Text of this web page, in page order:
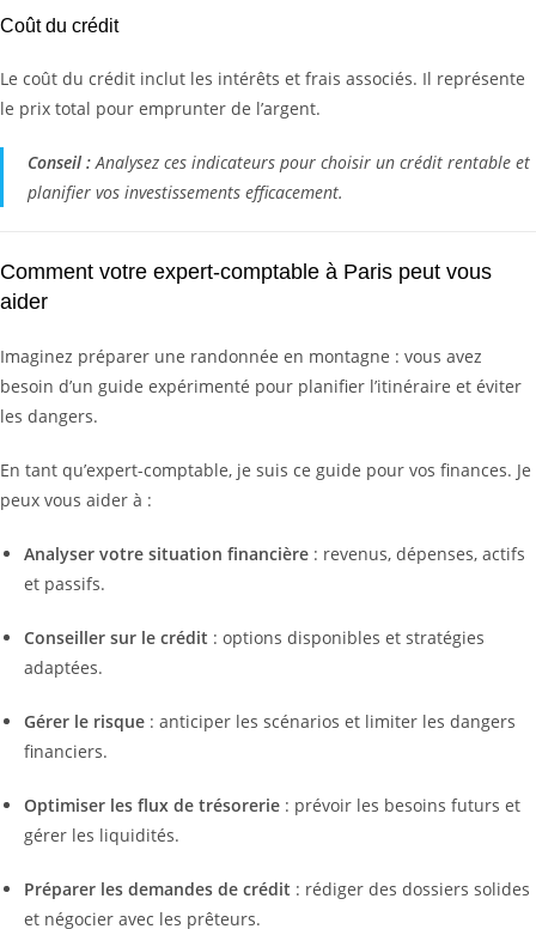
Coût du crédit
Le coût du crédit inclut les intérêts et frais associés. Il représente
le prix total pour emprunter de l’argent.
Conseil :Analysez ces indicateurs pour choisir un crédit rentable et
planifier vos investissements efficacement.
Comment votre expert-comptable à Paris peut vous
aider
Imaginez préparer une randonnée en montagne : vous avez
besoin d’un guide expérimenté pour planifier l’itinéraire et éviter
les dangers.
En tant qu’expert-comptable, je suis ce guide pour vos finances. Je
peux vous aider à :
Analyser votre situation financière : revenus, dépenses, actifs
et passifs.
Conseiller sur le crédit : options disponibles et stratégies
adaptées.
Gérer le risque : anticiper les scénarios et limiter les dangers
financiers.
Optimiser les flux de trésorerie : prévoir les besoins futurs et
gérer les liquidités.
Préparer les demandes de crédit : rédiger des dossiers solides
et négocier avec les prêteurs.